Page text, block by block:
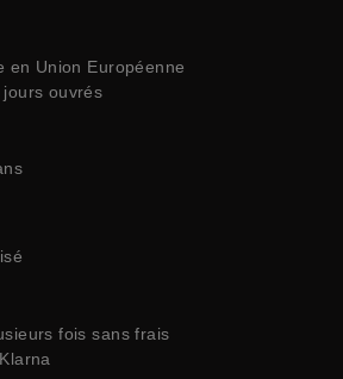
en Union Européenne
ouvrés
fois sans frais